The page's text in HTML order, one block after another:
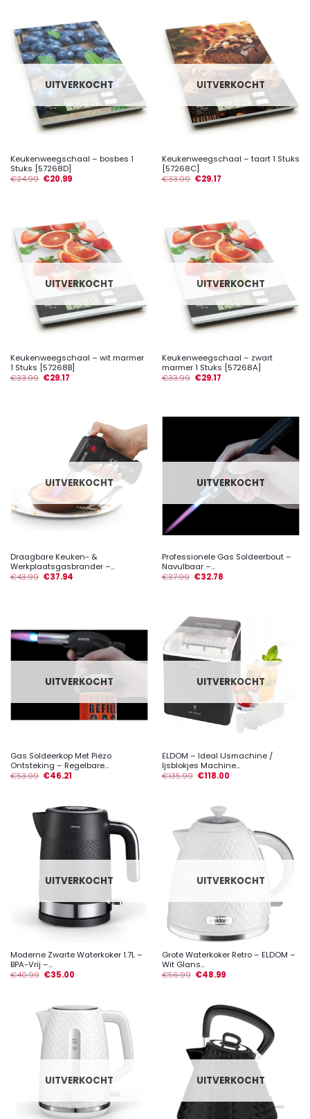
UITVERKOCHT
Keukenweegschaal – bosbes 1
Stuks [57268D]
€24.99 €20.99
UITVERKOCHT
Keukenweegschaal – taart 1 Stuks
[57268C]
€33.99 €29.17
UITVERKOCHT
Keukenweegschaal – wit marmer
1 Stuks [57268B]
€33.99 €29.17
UITVERKOCHT
Keukenweegschaal – zwart
marmer 1 Stuks [57268A]
€33.99 €29.17
UITVERKOCHT
Draagbare Keuken- &
Werkplaatsgasbrander –...
€43.99 €37.94
UITVERKOCHT
Professionele Gas Soldeerbout –
Navulbaar –...
€37.99 €32.78
UITVERKOCHT
Gas Soldeerkop Met Piëzo
Ontsteking – Regelbare...
€53.99 €46.21
UITVERKOCHT
ELDOM – Ideal IJsmachine /
Ijsblokjes Machine...
€135.99 €118.00
UITVERKOCHT
Moderne Zwarte Waterkoker 1.7L –
BPA-Vrij –...
€40.99 €35.00
UITVERKOCHT
Grote Waterkoker Retro – ELDOM –
Wit Glans...
€56.99 €48.99
UITVERKOCHT UITVERKOCHT